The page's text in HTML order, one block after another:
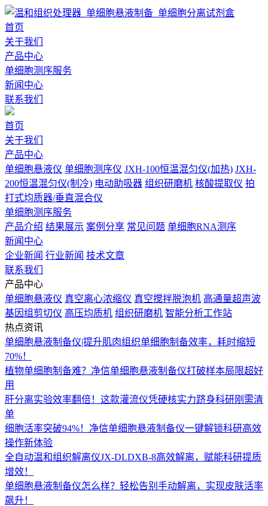
首页
关于我们
产品中心
单细胞测序服务
新闻中心
联系我们
首页
关于我们
产品中心
单细胞悬液仪 单细胞测序仪 JXH-100恒温混匀仪(加热) JXH-
200恒温混匀仪(制冷) 电动助吸器 组织研磨机 核酸提取仪 拍
打式均质器/垂直混合仪
单细胞测序服务
产品介绍 结果展示 案例分享 常见问题 单细胞RNA测序
新闻中心
企业新闻 行业新闻 技术文章
联系我们
产品中心
单细胞悬液仪 真空离心浓缩仪 真空搅拌脱泡机 高通量超声波
基因组剪切仪 高压均质机 组织研磨机 智能分析工作站
热点资讯
单细胞悬液制备仪|提升肌肉组织单细胞制备效率，耗时缩短
70%！
植物单细胞制备难？净信单细胞悬液制备仪打破样本局限超好
用
肝分离实验效率翻倍！这款灌流仪凭硬核实力跻身科研刚需清
单
细胞活率突破94%！净信单细胞悬液制备仪一键解锁科研高效
操作新体验
全自动温和组织解离仪JX-DLDXB-8高效解离，赋能科研提质
增效！
单细胞悬液制备仪怎么样？轻松告别手动解离，实现皮肤活率
飙升！